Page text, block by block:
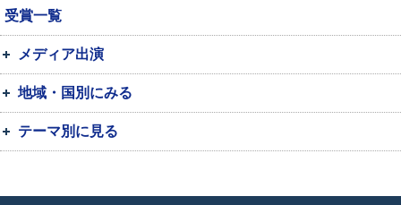
受賞一覧
メディア出演
地域・国別にみる
テーマ別に見る